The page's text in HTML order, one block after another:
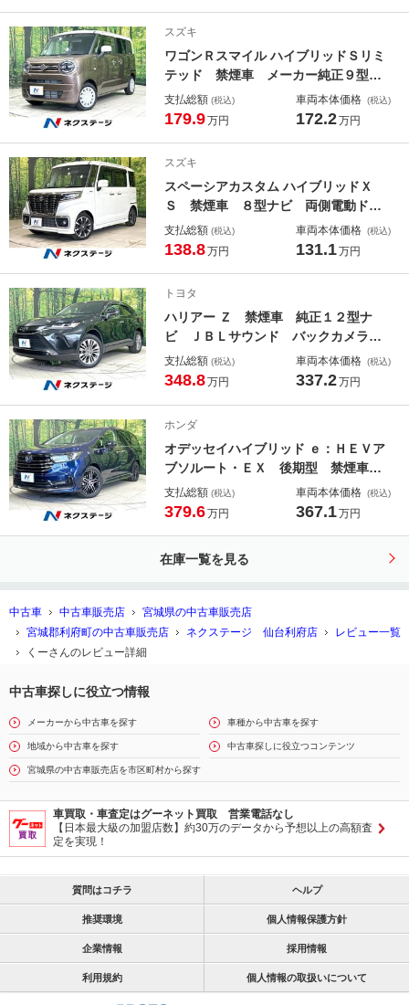
スズキ
ワゴンＲスマイル ハイブリッドＳリミ
テッド 禁煙車 メーカー純正９型ナ
ビ 全周囲カメラ ＥＴＣ 衝突軽減
装置 両側電動ドア シートヒータ
ヘッド オートハイビーム オートラ
イト
支払総額 (税込)
179.9万円
車両本体価格 (税込)
172.2万円
スズキ
スペーシアカスタム ハイブリッドＸ
Ｓ 禁煙車 ８型ナビ 両側電動ド
ア バックカメラ 衝突被害軽減 セ
カンドシートテーブル ハーフレザー
ド ＥＴＣ 純正１５ＡＷ
支払総額 (税込)
138.8万円
車両本体価格 (税込)
131.1万円
トヨタ
ハリアー Ｚ 禁煙車 純正１２型ナ
ビ ＪＢＬサウンド バックカメラ
デジタルインナーミラー 衝突軽減装
置 ＢＳＭ ＨＵＤ レーダークルー
Ｄヘッド
支払総額 (税込)
348.8万円
車両本体価格 (税込)
337.2万円
ホンダ
オデッセイハイブリッド ｅ：ＨＥＶア
ブソルート・ＥＸ 後期型 禁煙車
両側電動ドア 純正１０型ナビ 後席
モニター 全周囲カメラ 衝突軽減装
ンサー シートヒーター ＬＥＤヘッ
支払総額 (税込)
379.6万円
車両本体価格 (税込)
367.1万円
在庫一覧を見る
中古車 中古車販売店
宮城県の中古車販売店
宮城郡利府町の中古車販売店
ネクステージ 仙台利府店
レビュー一覧
くーさんのレビュー詳細
中古車探しに役立つ情報
メーカーから中古車を探す 車種から中古車を探す
地域から中古車を探す 中古車探しに役立つコンテンツ
宮城県の中古車販売店を市区町村から探す
車買取・車査定はグーネット買取 営業電話なし
【日本最大級の加盟店数】約30万のデータから予想以上の高額査
定を実現！
質問はコチラ ヘルプ
推奨環境 個人情報保護方針
企業情報 採用情報
利用規約 個人情報の取扱いについて